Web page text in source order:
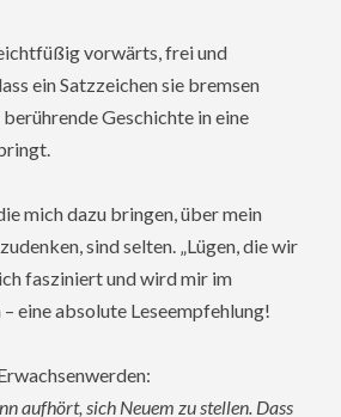
vorwärts, frei und
ein Satzzeichen sie bremsen
Geschichte in eine
mich dazu bringen, über mein
sind selten. „Lügen, die wir
fasziniert und wird mir im
eine absolute Leseempfehlung!
aufhört, sich Neuem zu stellen. Dass